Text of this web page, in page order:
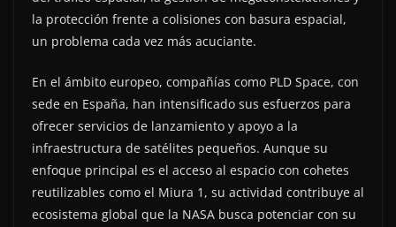
la protección frente a colisiones con basura espacial,
un problema cada vez más acuciante.
En el ámbito europeo, compañías como PLD Space, con
sede en España, han intensificado sus esfuerzos para
ofrecer servicios de lanzamiento y apoyo a la
infraestructura de satélites pequeños. Aunque su
enfoque principal es el acceso al espacio con cohetes
reutilizables como el Miura 1, su actividad contribuye al
ecosistema global que la NASA busca potenciar con su